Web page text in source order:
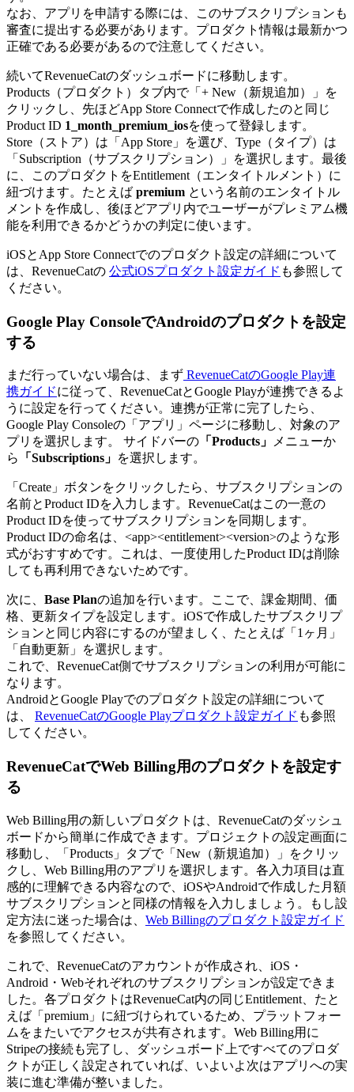
なお、アプリを申請する際には、このサブスクリプションも
審査に提出する必要があります。プロダクト情報は最新かつ
正確である必要があるので注意してください。
続いてRevenueCatのダッシュボードに移動します。
Products（プロダクト）タブ内で「+ New（新規追加）」を
クリックし、先ほどApp Store Connectで作成したのと同じ
Product ID 1_month_premium_iosを使って登録します。
Store（ストア）は「App Store」を選び、Type（タイプ）は
「Subscription（サブスクリプション）」を選択します。最後
に、このプロダクトをEntitlement（エンタイトルメント）に
紐づけます。たとえば premium という名前のエンタイトル
メントを作成し、後ほどアプリ内でユーザーがプレミアム機
能を利用できるかどうかの判定に使います。
iOSとApp Store Connectでのプロダクト設定の詳細について
は、RevenueCatの 公式iOSプロダクト設定ガイド も参照して
ください。
Google Play ConsoleでAndroidのプロダクトを設定
する
まだ行っていない場合は、まず RevenueCatのGoogle Play連
携ガイドに従って、RevenueCatとGoogle Playが連携できるよ
うに設定を行ってください。連携が正常に完了したら、
Google Play Consoleの「アプリ」ページに移動し、対象のア
プリを選択します。 サイドバーの 「Products」
メニューか
ら
「Subscriptions」 を選択します。
「Create」ボタンをクリックしたら、サブスクリプションの
名前とProduct IDを入力します。RevenueCatはこの一意の
Product IDを使ってサブスクリプションを同期します。
Product IDの命名は、<app><entitlement><version>のような形
式がおすすめです。これは、一度使用したProduct IDは削除
しても再利用できないためです。
次に、 Base Planの追加を行います。ここで、課金期間、価
格、更新タイプを設定します。iOSで作成したサブスクリプ
ションと同じ内容にするのが望ましく、たとえば「1ヶ月」
「自動更新」を選択します。
これで、RevenueCat側でサブスクリプションの利用が可能に
なります。
AndroidとGoogle Playでのプロダクト設定の詳細について
は、 RevenueCatのGoogle Playプロダクト設定ガイド も参照
してください。
RevenueCatでWeb Billing用のプロダクトを設定す
る
Web Billing用の新しいプロダクトは、RevenueCatのダッシュ
ボードから簡単に作成できます。プロジェクトの設定画面に
移動し、「Products」タブで「New（新規追加）」をクリッ
クし、Web Billing用のアプリを選択します。各入力項目は直
感的に理解できる内容なので、iOSやAndroidで作成した月額
サブスクリプションと同様の情報を入力しましょう。もし設
定方法に迷った場合は、 Web Billingのプロダクト設定ガイド
を参照してください。
これで、RevenueCatのアカウントが作成され、iOS・
Android・Webそれぞれのサブスクリプションが設定できま
した。各プロダクトはRevenueCat内の同じEntitlement、たと
えば「premium」に紐づけられているため、プラットフォー
ムをまたいでアクセスが共有されます。Web Billing用に
Stripeの接続も完了し、ダッシュボード上ですべてのプロダ
クトが正しく設定されていれば、いよいよ次はアプリへの実
装に進む準備が整いました。